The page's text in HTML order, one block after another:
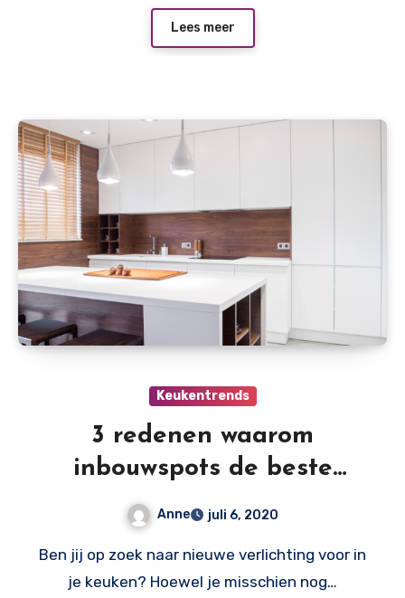
Lees meer
Keukentrends
3 redenen waarom
inbouwspots de beste
keuze zijn voor je keuken
Anne juli 6, 2020
Ben jij op zoek naar nieuwe verlichting voor in
je keuken? Hoewel je misschien nog…